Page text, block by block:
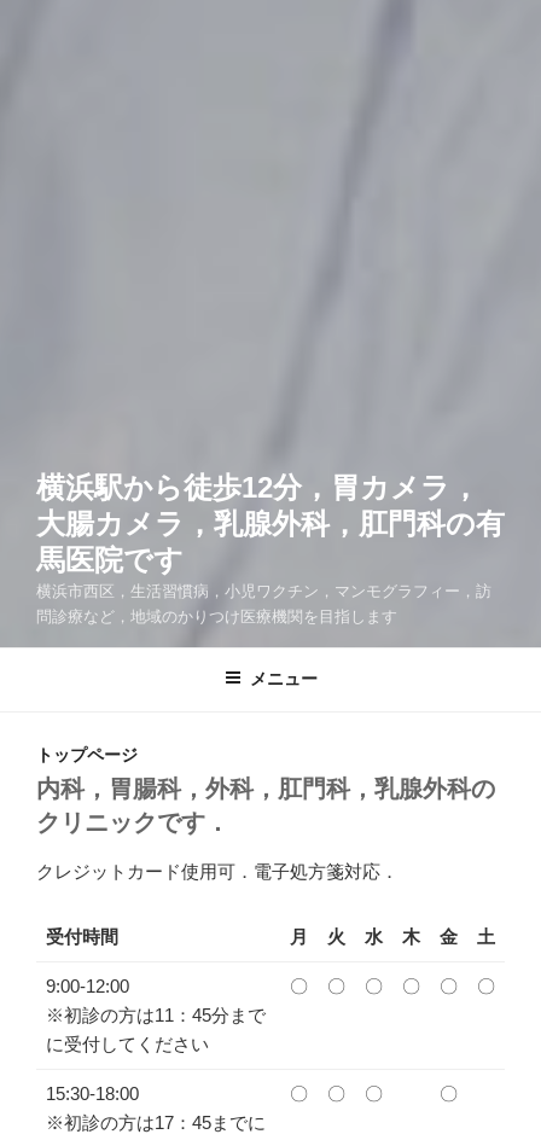
横浜駅から徒歩12分，胃カメラ，
大腸カメラ，乳腺外科，肛門科の有
馬医院です
横浜市西区，生活習慣病，小児ワクチン，マンモグラフィー，訪
問診療など，地域のかりつけ医療機関を目指します
メニュー
トップページ
内科，胃腸科，外科，肛門科，乳腺外科の
クリニックです．
クレジットカード使用可．電子処方箋対応．
受付時間 月 火 水 木 金 土
9:00-12:00
※初診の方は11：45分まで
に受付してください
〇 〇 〇 〇 〇 〇
15:30-18:00
※初診の方は17：45までに
〇 〇 〇 〇